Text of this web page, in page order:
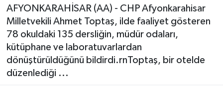
AFYONKARAHİSAR (AA) - CHP Afyonkarahisar
Milletvekili Ahmet Toptaş, ilde faaliyet gösteren
78 okuldaki 135 dersliğin, müdür odaları,
kütüphane ve laboratuvarlardan
dönüştürüldüğünü bildirdi.rnToptaş, bir otelde
düzenlediği ...
Sivil Toplum
Ekonomi
Magazin